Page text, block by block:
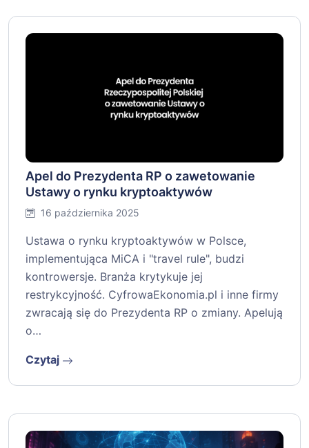
Apel do Prezydenta RP o zawetowanie
Ustawy o rynku kryptoaktywów
16 października 2025
Ustawa o rynku kryptoaktywów w Polsce,
implementująca MiCA i "travel rule", budzi
kontrowersje. Branża krytykuje jej
restrykcyjność. CyfrowaEkonomia.pl i inne firmy
zwracają się do Prezydenta RP o zmiany. Apelują
o…
Czytaj